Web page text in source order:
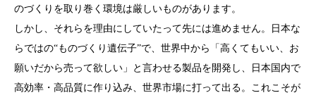
のづくりを取り巻く環境は厳しいものがあります。
しかし、それらを理由にしていたって先には進めません。日本な
らではの“ものづくり遺伝子”で、世界中から「高くてもいい、お
願いだから売って欲しい」と言わせる製品を開発し、日本国内で
高効率・高品質に作り込み、世界市場に打って出る。これこそが